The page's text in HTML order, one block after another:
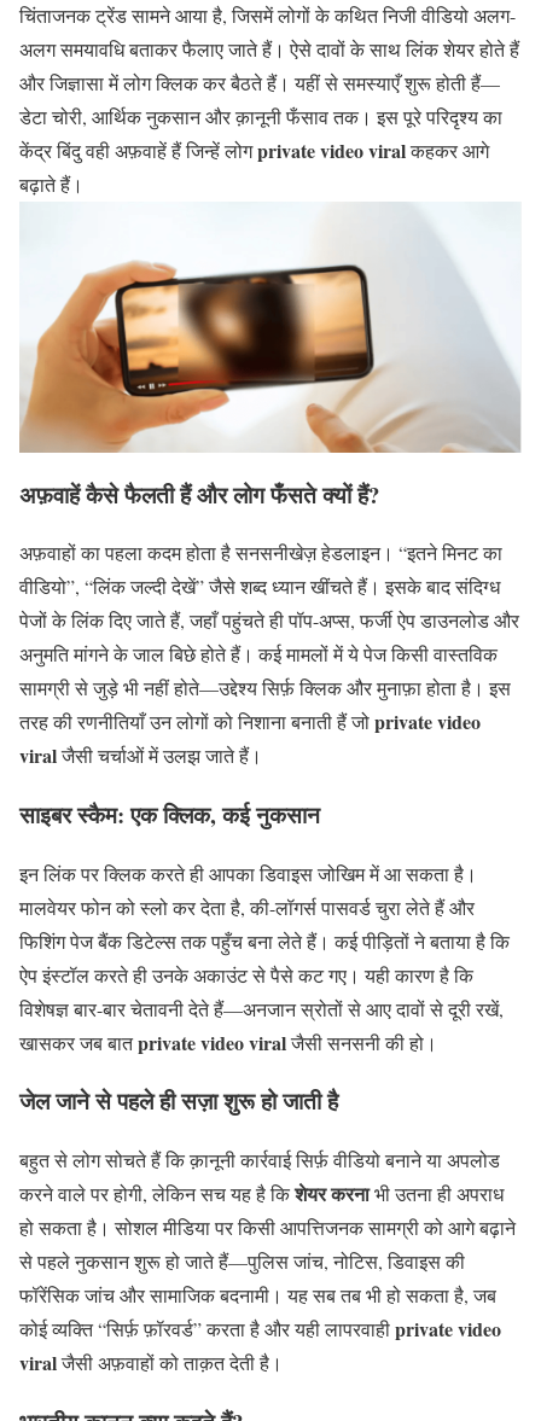
चिंताजनक ट्रेंड सामने आया है, जिसमें लोगों के कथित निजी वीडियो अलग-
अलग समयावधि बताकर फैलाए जाते हैं। ऐसे दावों के साथ लिंक शेयर होते हैं
और जिज्ञासा में लोग क्लिक कर बैठते हैं। यहीं से समस्याएँ शुरू होती हैं—
डेटा चोरी, आर्थिक नुकसान और क़ानूनी फँसाव तक। इस पूरे परिदृश्य का
केंद्र बिंदु वही अफ़वाहें हैं जिन्हें लोगprivate video viralकहकर आगे
बढ़ाते हैं।
अफ़वाहें कैसे फैलती हैं और लोग फँसते क्यों हैं?
अफ़वाहों का पहला कदम होता है सनसनीखेज़ हेडलाइन। “इतने मिनट का
वीडियो”, “लिंक जल्दी देखें” जैसे शब्द ध्यान खींचते हैं। इसके बाद संदिग्ध
पेजों के लिंक दिए जाते हैं, जहाँ पहुंचते ही पॉप-अप्स, फर्जी ऐप डाउनलोड और
अनुमति मांगने के जाल बिछे होते हैं। कई मामलों में ये पेज किसी वास्तविक
सामग्री से जुड़े भी नहीं होते—उद्देश्य सिर्फ़ क्लिक और मुनाफ़ा होता है। इस
तरह की रणनीतियाँ उन लोगों को निशाना बनाती हैं जोprivate video
viralजैसी चर्चाओं में उलझ जाते हैं।
साइबर स्कैम: एक क्लिक, कई नुकसान
इन लिंक पर क्लिक करते ही आपका डिवाइस जोखिम में आ सकता है।
मालवेयर फोन को स्लो कर देता है, की-लॉगर्स पासवर्ड चुरा लेते हैं और
फिशिंग पेज बैंक डिटेल्स तक पहुँच बना लेते हैं। कई पीड़ितों ने बताया है कि
ऐप इंस्टॉल करते ही उनके अकाउंट से पैसे कट गए। यही कारण है कि
विशेषज्ञ बार-बार चेतावनी देते हैं—अनजान स्रोतों से आए दावों से दूरी रखें,
खासकर जब बातprivate video viralजैसी सनसनी की हो।
जेल जाने से पहले ही सज़ा शुरू हो जाती है
बहुत से लोग सोचते हैं कि क़ानूनी कार्रवाई सिर्फ़ वीडियो बनाने या अपलोड
करने वाले पर होगी, लेकिन सच यह है किशेयर करनाभी उतना ही अपराध
हो सकता है। सोशल मीडिया पर किसी आपत्तिजनक सामग्री को आगे बढ़ाने
से पहले नुकसान शुरू हो जाते हैं—पुलिस जांच, नोटिस, डिवाइस की
फॉरेंसिक जांच और सामाजिक बदनामी। यह सब तब भी हो सकता है, जब
कोई व्यक्ति “सिर्फ़ फ़ॉरवर्ड” करता है और यही लापरवाहीprivate video
viralजैसी अफ़वाहों को ताक़त देती है।